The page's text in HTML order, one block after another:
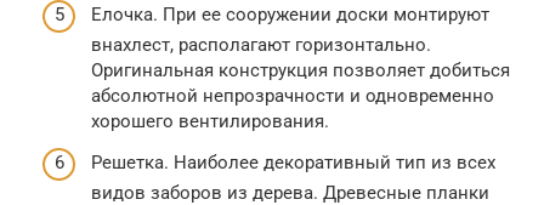
Елочка. При ее сооружении доски монтируют
внахлест, располагают горизонтально.
Оригинальная конструкция позволяет добиться
абсолютной непрозрачности и одновременно
хорошего вентилирования.
Решетка. Наиболее декоративный тип из всех
видов заборов из дерева. Древесные планки